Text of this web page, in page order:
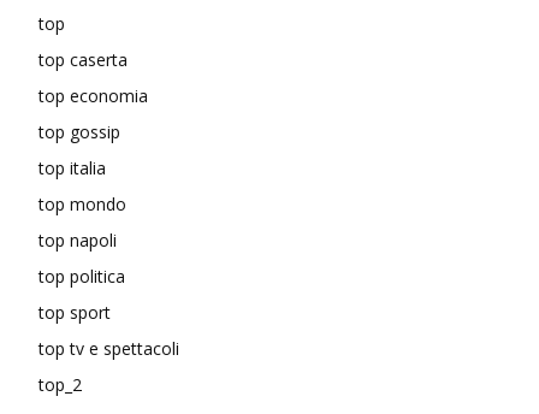
top
top caserta
top economia
top gossip
top italia
top mondo
top napoli
top politica
top sport
top tv e spettacoli
top_2